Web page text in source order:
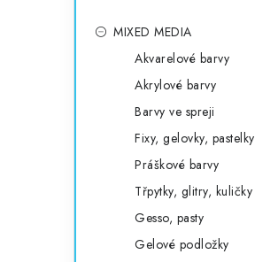
MIXED MEDIA
Akvarelové barvy
Akrylové barvy
Barvy ve spreji
Fixy, gelovky, pastelky
Práškové barvy
Třpytky, glitry, kuličky
Gesso, pasty
Gelové podložky